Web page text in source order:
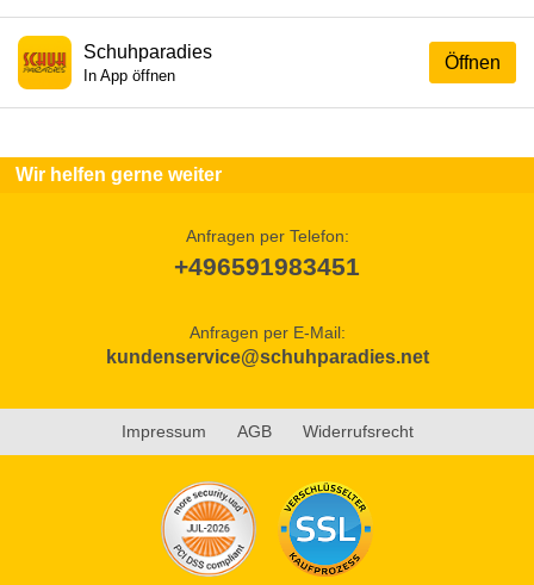
Öffnen
Schuhparadies
In App öffnen
Wir helfen gerne weiter
Anfragen per Telefon:
+496591983451
Anfragen per E-Mail:
kundenservice@schuhparadies.net
Impressum AGB Widerrufsrecht